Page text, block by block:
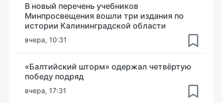
В новый перечень учебников
Минпросвещения вошли три издания по
истории Калининградской области
вчера, 10:31
«Балтийский шторм» одержал четвёртую
победу подряд
вчера, 17:31